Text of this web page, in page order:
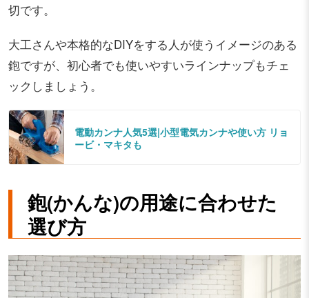
切です。
大工さんや本格的なDIYをする人が使うイメージのある
鉋ですが、初心者でも使いやすいラインナップもチェ
ックしましょう。
電動カンナ人気5選|小型電気カンナや使い方 リョ
ービ・マキタも
鉋(かんな)の用途に合わせた
選び方